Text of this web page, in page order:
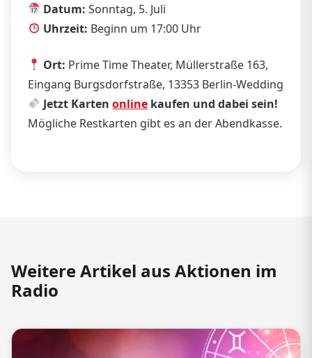
Datum: Sonntag, 5. Juli
Uhrzeit: Beginn um 17:00 Uhr
Ort: Prime Time Theater, Müllerstraße 163,
Eingang Burgsdorfstraße, 13353 Berlin-Wedding
Jetzt Kartenonline kaufen und dabei sein!
Mögliche Restkarten gibt es an der Abendkasse.
Weitere Artikel aus Aktionen im
Radio